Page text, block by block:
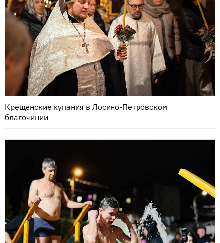
Крещенские купания в Лосино-Петровском
благочинии